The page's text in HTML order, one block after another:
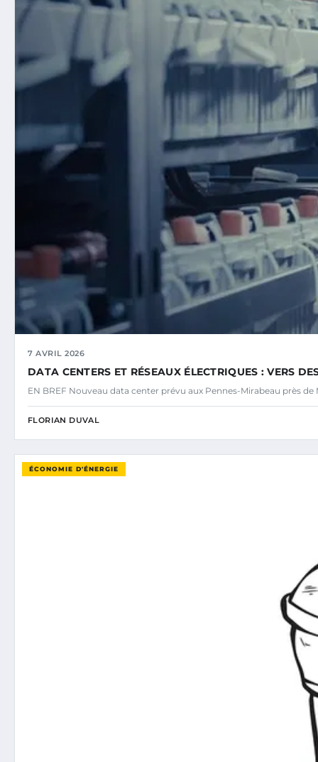
7 AVRIL 2026
DATA CENTERS ET RÉSEAUX ÉLECTRIQUES : VERS
EN BREF Nouveau data center prévu aux Pennes-Mirabeau près de
FLORIAN DUVAL
ÉCONOMIE D'ÉNERGIE